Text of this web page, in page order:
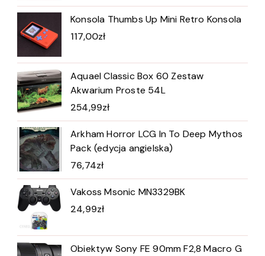
Konsola Thumbs Up Mini Retro Konsola
117,00zł
Aquael Classic Box 60 Zestaw
Akwarium Proste 54L
254,99zł
Arkham Horror LCG In To Deep Mythos
Pack (edycja angielska)
76,74zł
Vakoss Msonic MN3329BK
24,99zł
Obiektyw Sony FE 90mm F2,8 Macro G